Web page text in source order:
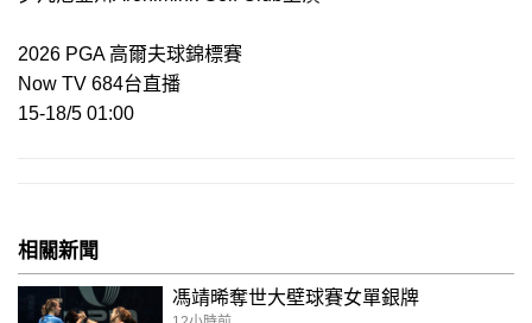
2026 PGA 高爾夫球錦標賽
Now TV 684台直播
15-18/5 01:00
相關新聞
馮靖晞奪世大壁球賽女單銀牌